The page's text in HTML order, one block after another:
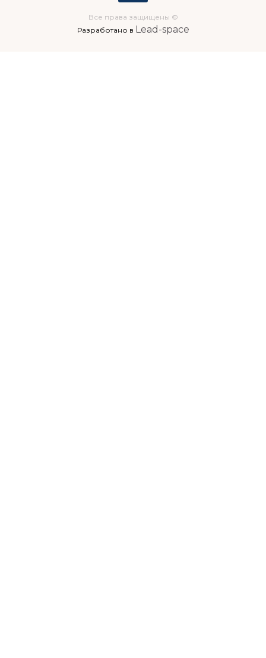
Все права защищены ©
Разработано в Lead-space